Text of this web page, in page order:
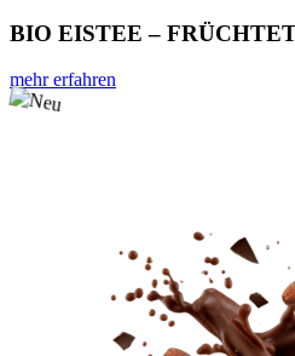
BIO EISTEE –
mehr erfahren